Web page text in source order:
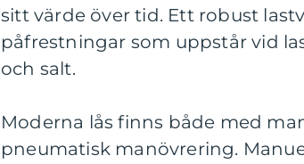
sitt värde över tid. Ett robust
påfrestningar som uppstår vid
och salt.
Moderna lås finns både med
pneumatisk manövrering.